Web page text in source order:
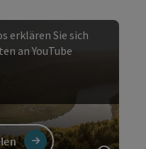
erklären Sie sich
an YouTube